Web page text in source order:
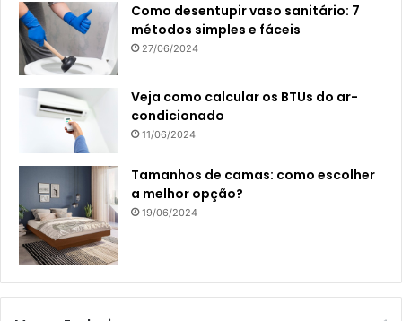
Como desentupir vaso sanitário: 7
métodos simples e fáceis
27/06/2024
Veja como calcular os BTUs do ar-
condicionado
11/06/2024
Tamanhos de camas: como escolher
a melhor opção?
19/06/2024